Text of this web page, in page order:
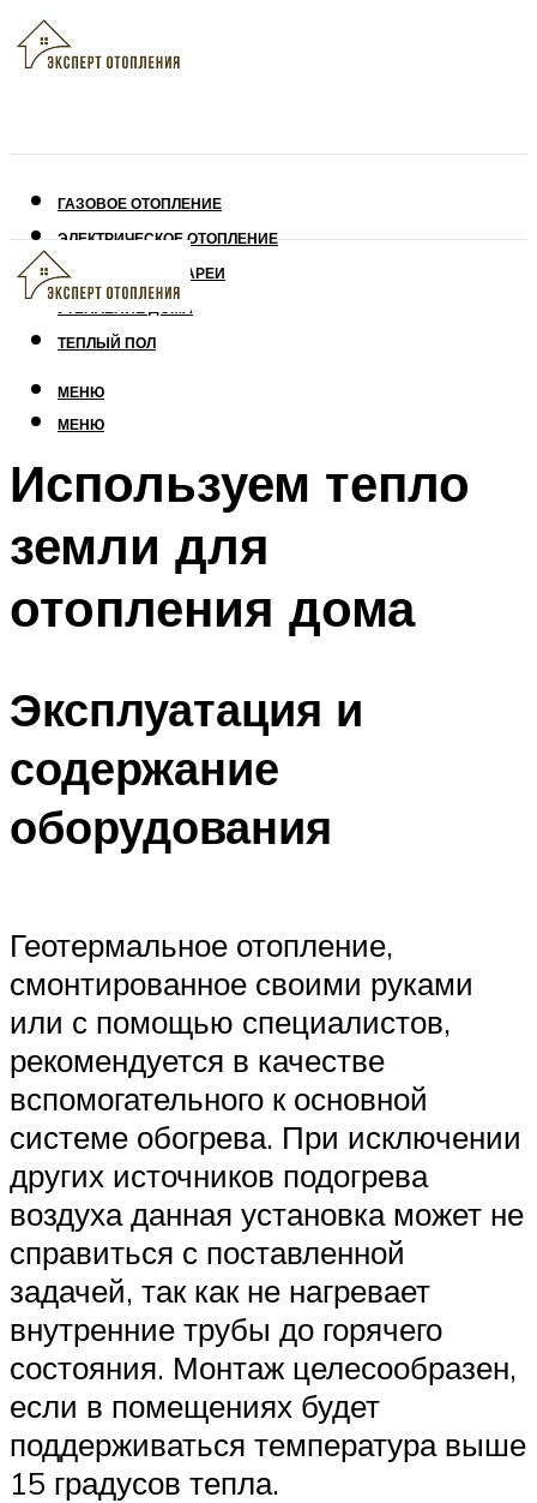
ГАЗОВОЕ ОТОПЛЕНИЕ
ЭЛЕКТРИЧЕСКОЕ ОТОПЛЕНИЕ
СОЛНЕЧНЫЕ БАТАРЕИ
УТЕПЛЕНИЕ ДОМА
ТЕПЛЫЙ ПОЛ
МЕНЮ
МЕНЮ
Используем тепло
земли для
отопления дома
Эксплуатация и
содержание
оборудования
Геотермальное отопление,
смонтированное своими руками
или с помощью специалистов,
рекомендуется в качестве
вспомогательного к основной
системе обогрева. При исключении
других источников подогрева
воздуха данная установка может не
справиться с поставленной
задачей, так как не нагревает
внутренние трубы до горячего
состояния. Монтаж целесообразен,
если в помещениях будет
поддерживаться температура выше
15 градусов тепла.